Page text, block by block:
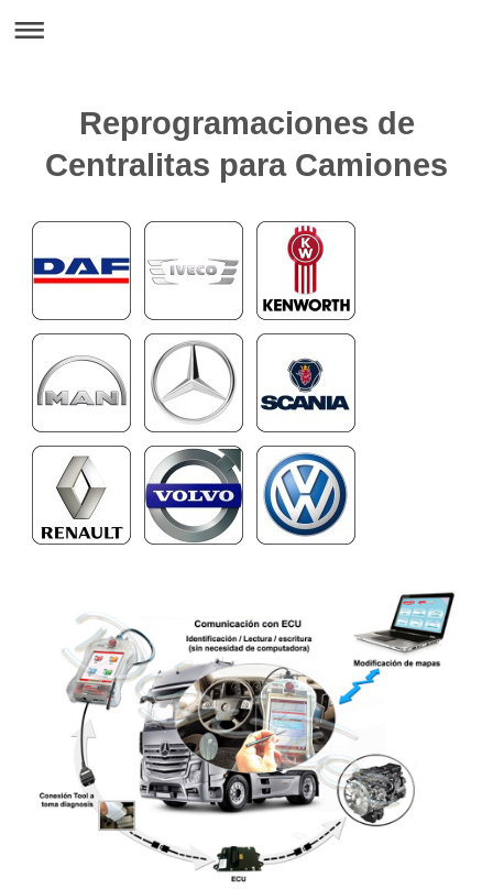
Reprogramaciones de
Centralitas para Camiones